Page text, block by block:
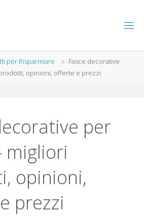
per Risparmiare
Fasce decorative
opinioni, offerte e prezzi
per
migliori
opinioni,
prezzi